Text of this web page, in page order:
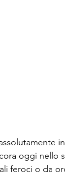
oggi
feroci o da